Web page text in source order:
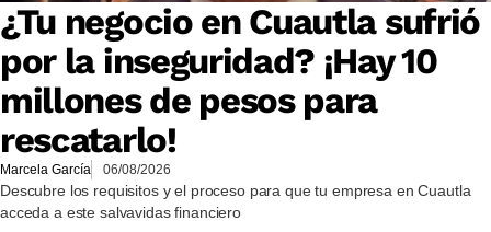
¿Tu negocio en Cuautla sufrió
por la inseguridad? ¡Hay 10
millones de pesos para
rescatarlo!
Marcela García 06/08/2026
Descubre los requisitos y el proceso para que tu empresa en Cuautla
acceda a este salvavidas financiero